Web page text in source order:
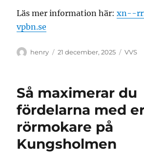
Läs mer information här:xn--
vpbn.se
Författare
henry
Publicerat
21 december, 2025 VVS
Så maximerar du
fördelarna med
rörmokare på
Kungsholmen